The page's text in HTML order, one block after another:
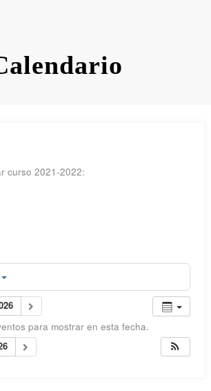
curso 2021-2022:
para mostrar en esta fecha.